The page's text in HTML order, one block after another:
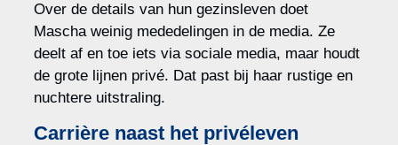
Over de details van hun gezinsleven doet
Mascha weinig mededelingen in de media. Ze
deelt af en toe iets via sociale media, maar houdt
de grote lijnen privé. Dat past bij haar rustige en
nuchtere uitstraling.
Carrière naast het privéleven